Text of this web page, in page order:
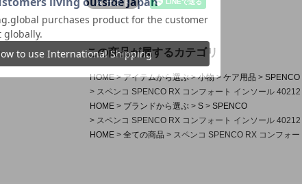
この商品が属するカテゴリ
HOME アイテムから選ぶ 小物 ケア用品
SPENCO
スペンコ SPENCO RX コンフォート インソール 40212
HOME
ブランドから選ぶ S
SPENCO
スペンコ SPENCO RX コンフォート インソール 40212
HOME
全ての商品 スペンコ SPENCO RX コンフォ